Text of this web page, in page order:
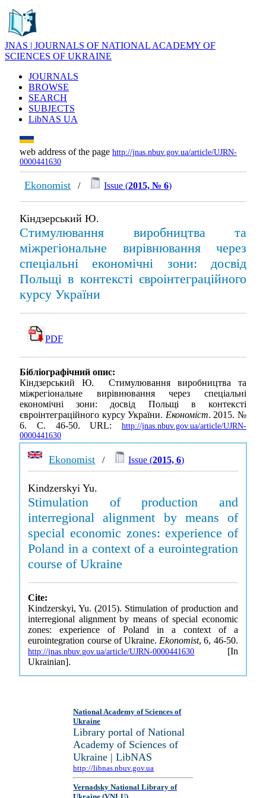
JNAS | JOURNALS OF NATIONAL ACADEMY OF
SCIENCES OF UKRAINE
JOURNALS
BROWSE
SEARCH
SUBJECTS
LibNAS UA
web address of the page http://jnas.nbuv.gov.ua/article/UJRN-
0000441630
Ekonomist / Issue (2015, № 6)
Кіндзерський Ю.
Стимулювання виробництва та
міжрегіональне вирівнювання через
спеціальні економічні зони: досвід
Польщі в контексті євроінтеграційного
курсу України
PDF
Бібліографічний опис:
Кіндзерський Ю. Стимулювання виробництва та
міжрегіональне вирівнювання через спеціальні
економічні зони: досвід Польщі в контексті
євроінтеграційного курсу України. Економіст. 2015. №
6. С. 46-50. URL: http://jnas.nbuv.gov.ua/article/UJRN-
0000441630
Ekonomist / Issue (2015, 6)
Kindzerskyi Yu.
Stimulation of production and
interregional alignment by means of
special economic zones: experience of
Poland in a context of a eurointegration
course of Ukraine
Cite:
Kindzerskyi, Yu. (2015). Stimulation of production and
interregional alignment by means of special economic
zones: experience of Poland in a context of a
eurointegration course of Ukraine. Ekonomist, 6, 46-50.
http://jnas.nbuv.gov.ua/article/UJRN-0000441630 [In
Ukrainian].
National Academy of Sciences of
Ukraine
Library portal of National
Academy of Sciences of
Ukraine | LibNAS
http://libnas.nbuv.gov.ua
Vernadsky National Library of